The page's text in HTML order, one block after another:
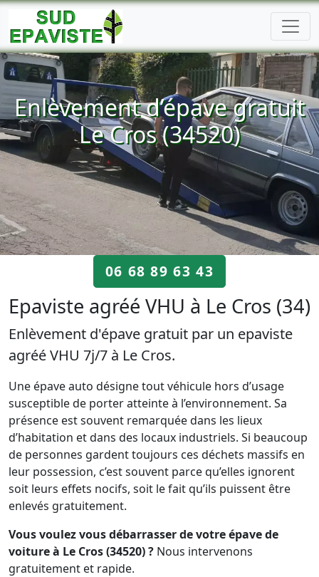
Enlèvement d’épave gratuit
Le Cros (34520)
06 68 89 63 43
Epaviste agréé VHU à Le Cros (34)
Enlèvement d'épave gratuit par un epaviste
agréé VHU 7j/7 à Le Cros.
Une épave auto désigne tout véhicule hors d’usage
susceptible de porter atteinte à l’environnement. Sa
présence est souvent remarquée dans les lieux
d’habitation et dans des locaux industriels. Si beaucoup
de personnes gardent toujours ces déchets massifs en
leur possession, c’est souvent parce qu’elles ignorent
soit leurs effets nocifs, soit le fait qu’ils puissent être
enlevés gratuitement.
Vous voulez vous débarrasser de votre épave de
voiture à Le Cros (34520) ? Nous intervenons
gratuitement et rapide.